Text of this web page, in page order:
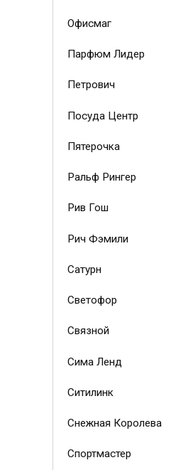
Офисмаг
Парфюм Лидер
Петрович
Посуда Центр
Пятерочка
Ральф Рингер
Рив Гош
Рич Фэмили
Сатурн
Светофор
Связной
Сима Ленд
Ситилинк
Снежная Королева
Спортмастер